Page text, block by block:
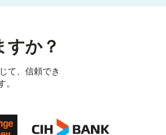
すか？
て、信頼でき
。